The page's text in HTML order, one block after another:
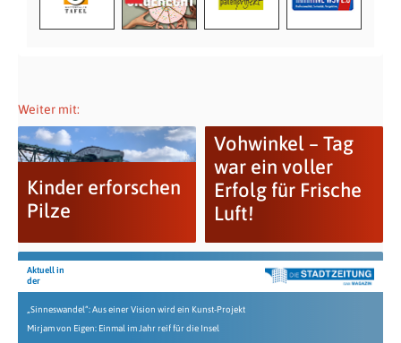
Weiter mit:
Kinder erforschen
Pilze
Vohwinkel – Tag
war ein voller
Erfolg für Frische
Luft!
Aktuell in
der
„Sinneswandel“: Aus einer Vision wird ein Kunst-Projekt
Mirjam von Eigen: Einmal im Jahr reif für die Insel